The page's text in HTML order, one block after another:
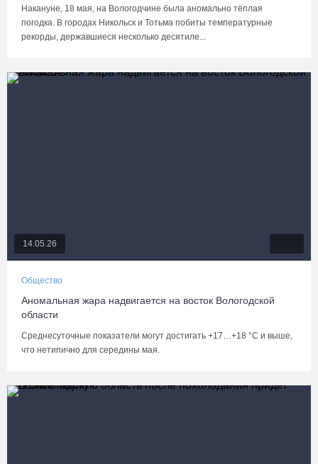
Накануне, 18 мая, на Вологодчине была аномально тёплая
погодка. В городах Никольск и Тотьма побиты температурные
рекорды, державшиеся несколько десятиле...
14.05.26
Общество
Аномальная жара надвигается на восток Вологодской
области
Среднесуточные показатели могут достигать +17…+18 °С и выше,
что нетипично для середины мая.